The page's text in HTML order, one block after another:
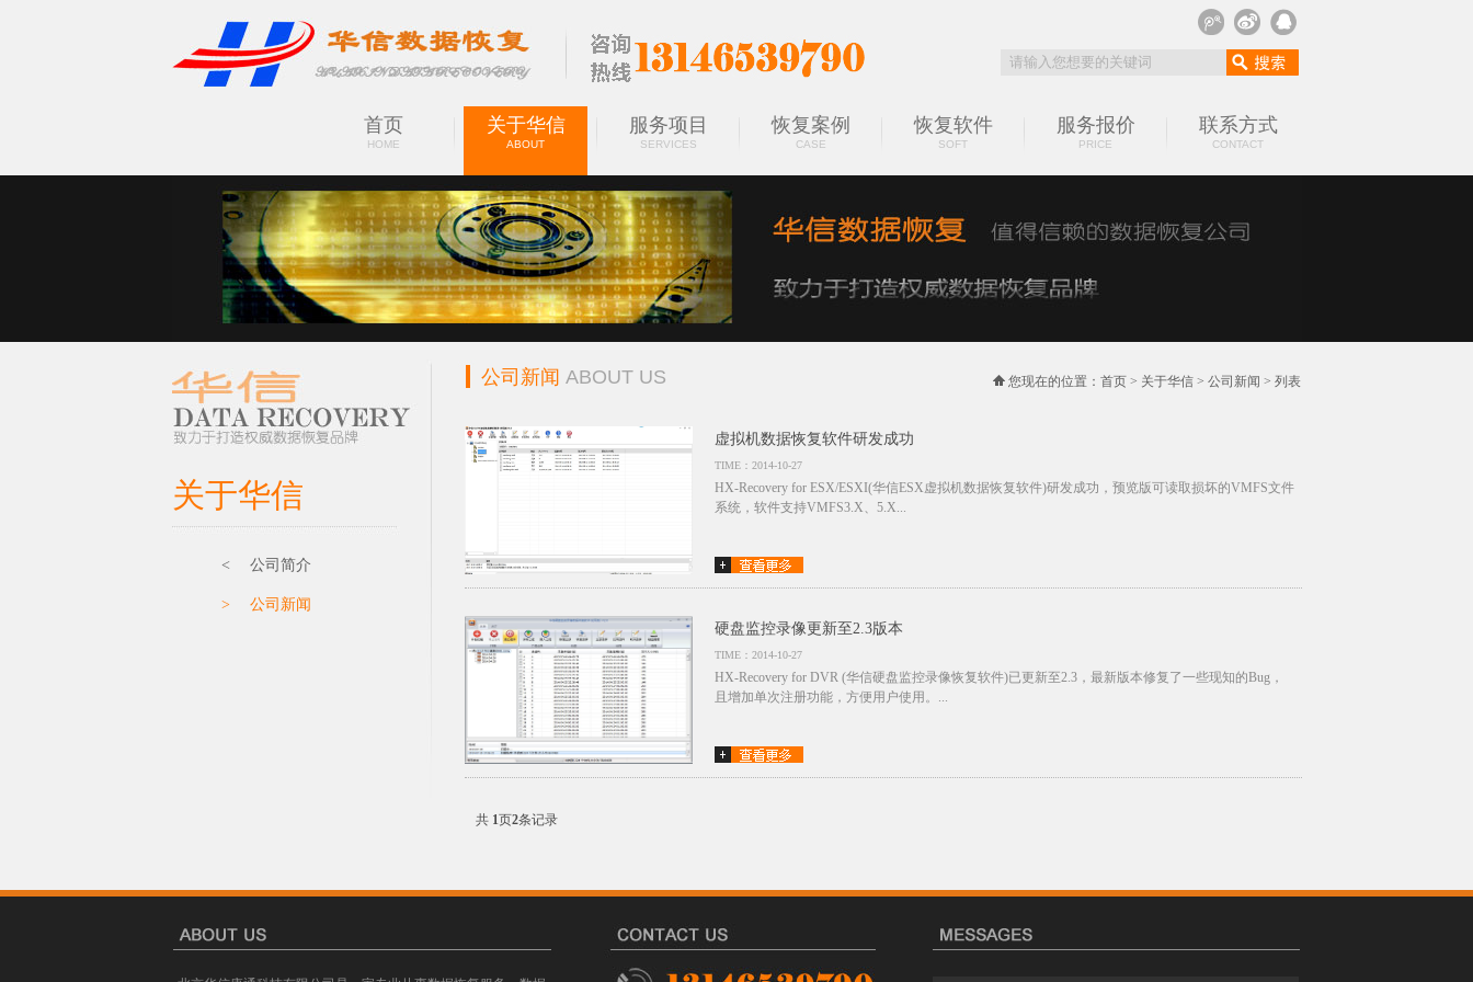
首页
HOME
关于华信
ABOUT
服务项目
SERVICES
恢复案例
CASE
恢复软件
SOFT
服务报价
PRICE
联系方式
CONTACT
关于华信
< 公司简介
> 公司新闻
公司新闻 ABOUT US 您现在的位置： 首页> 关于华信> 公司新闻 > 列表
虚拟机数据恢复软件研发成功
TIME：2014-10-27
HX-Recovery for ESX/ESXI(华信ESX虚拟机数据恢复软件)研发成功，预览版可读取损坏的VMFS文件
系统，软件支持VMFS3.X、5.X...
硬盘监控录像更新至2.3版本
TIME：2014-10-27
HX-Recovery for DVR (华信硬盘监控录像恢复软件)已更新至2.3，最新版本修复了一些现知的Bug，
且增加单次注册功能，方便用户使用。...
共 1页2条记录